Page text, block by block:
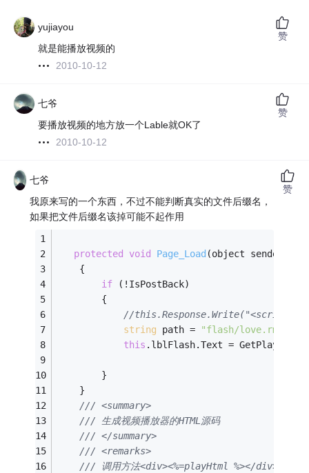
yujiayou
就是能播放视频的
2010-10-12
赞
七爷
要播放视频的地方放一个Lable就OK了
2010-10-12
赞
七爷
我原来写的一个东西，不过不能判断真实的文件后缀名，
如果把文件后缀名该掉可能不起作用
protected void Page_Load (object sender,
    {
if (!IsPostBack)
        {
//
string path = "flash/love.rm"
this .lblFlash.Text =
        }
    }
/// <summary>
/// 生成视频播放器的HTML源码
/// </summary>
/// <remarks>
/// 调用方法<div><%=playHtml %></div>
赞